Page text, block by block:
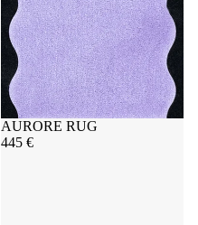
Épuisé
AURORE RUG
445 €